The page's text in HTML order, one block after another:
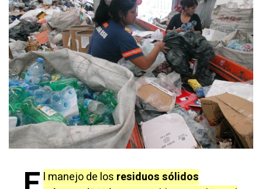
l manejo de los residuos sólidos